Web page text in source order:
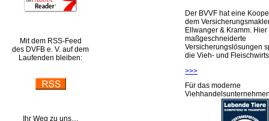
Mit dem RSS-Feed
des DVFB e. V. auf dem
Laufenden bleiben:
Ihr Weg zu uns…
Der BVVF hat eine
dem
Ellwanger & Kramm.
maßgeschneiderte
Versicherungslösungen
die Vieh- und
>>>
Für das moderne